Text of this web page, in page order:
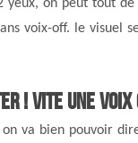
on peut tout
voix-off. le visuel
! Vite une
va bien pouvoir